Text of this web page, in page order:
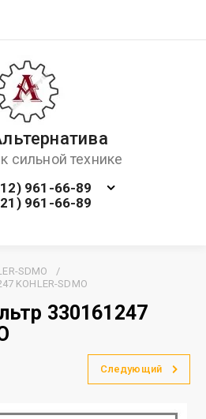
сильной технике
961-66-89
961-66-89
SDMO
/
KOHLER-SDMO
330161247
Следующий